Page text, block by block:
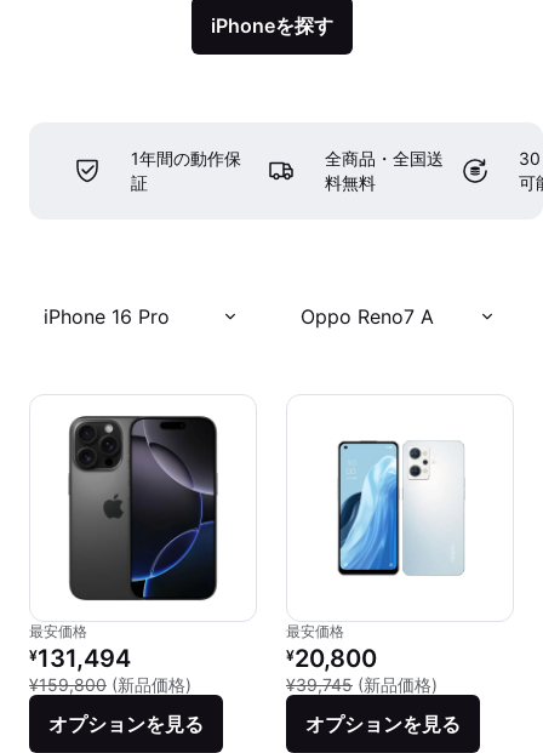
iPhoneを探す
1年間の動作保
証
全商品・全国送
料無料
30
可
iPhone 16 Pro Oppo Reno7 A
最安価格
リファービッシュ品の価格：
¥131,494
¥159,800 (新品価格) 新品との比較：¥159,800
オプションを見る
最安価格
リファービッシュ品の価格：
¥20,800
¥39,745 (新品価格)
オプションを見る